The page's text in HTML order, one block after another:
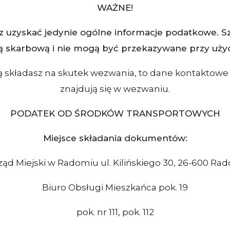
WAŻNE!
jedynie ogólne informacje podatkowe.
skarbową i nie mogą być przekazywane przy
na skutek wezwania, to dane
znajdują się w wezwaniu.
PODATEK OD ŚRODKÓW TRANSPORTOWYCH
Miejsce składania dokumentów:
Miejski w Radomiu ul. Kilińskiego 30, 26-600
Biuro Obsługi Mieszkańca pok. 19
pok. nr 111, pok. 112